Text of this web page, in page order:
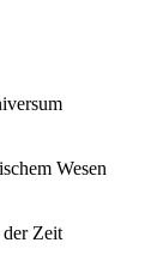
Wesen
Zeit